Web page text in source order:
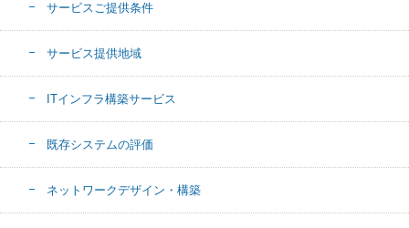
サービスご提供条件
サービス提供地域
ITインフラ構築サービス
既存システムの評価
ネットワークデザイン・構築